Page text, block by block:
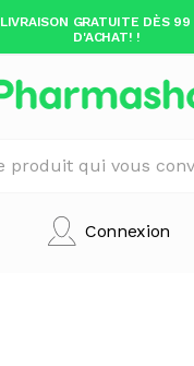
LIVRAISON GRATUITE DÈS 99
D'ACHAT! !
Connexion